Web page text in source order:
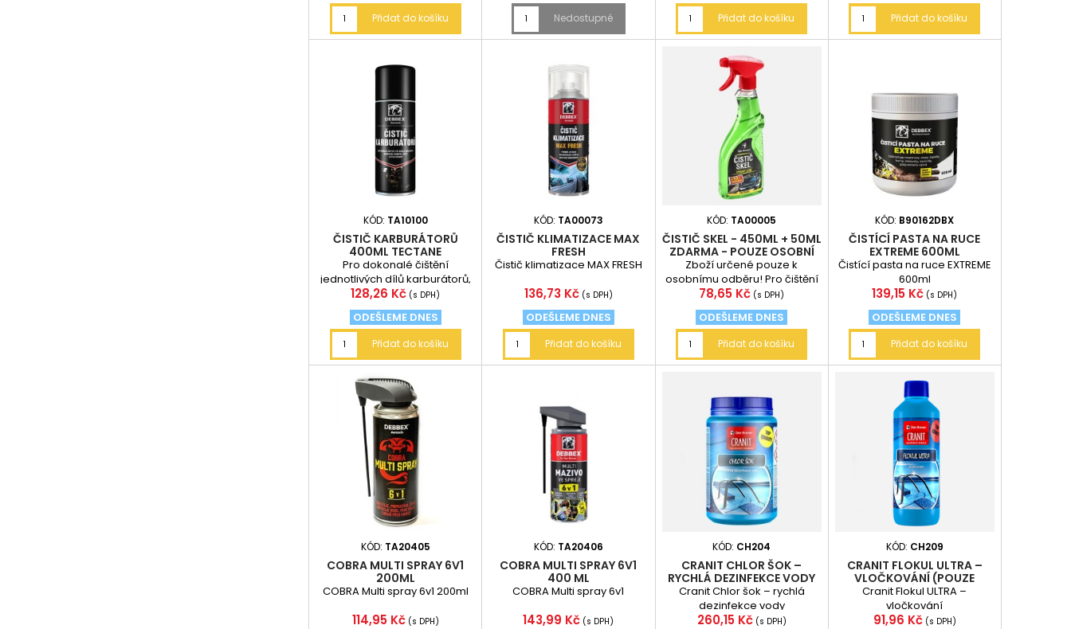
Přidat do košíku Nedostupné Přidat do košíku Přidat do košíku
KÓD: TA10100
ČISTIČ KARBURÁTORŮ
400ML TECTANE
Pro dokonalé čištění
jednotlivých dílů karburátorů,
ale i jako celku. Lze využít pro
čištění...
Cena
128,26 Kč (s DPH)
ODEŠLEME DNES
Přidat do košíku
KÓD: TA00073
ČISTIČ KLIMATIZACE MAX
FRESH
Čistič klimatizace MAX FRESH
Cena
136,73 Kč (s DPH)
ODEŠLEME DNES
Přidat do košíku
KÓD: TA00005
ČISTIČ SKEL - 450ML + 50ML
ZDARMA - POUZE OSOBNÍ
ODBĚR
Zboží určené pouze k
osobnímu odběru! Pro čištění
čelních, bočních a zadních
skel automobilů,...
Cena
78,65 Kč (s DPH)
ODEŠLEME DNES
Přidat do košíku
KÓD: B90162DBX
ČISTÍCÍ PASTA NA RUCE
EXTREME 600ML
Čistící pasta na ruce EXTREME
600ml
Cena
139,15 Kč (s DPH)
ODEŠLEME DNES
Přidat do košíku
KÓD: TA20405
COBRA MULTI SPRAY 6V1
200ML
COBRA Multi spray 6v1 200ml
Cena
114,95 Kč (s DPH)
KÓD: TA20406
COBRA MULTI SPRAY 6V1
400 ML
COBRA Multi spray 6v1
Cena
143,99 Kč (s DPH)
KÓD: CH204
CRANIT CHLOR ŠOK –
RYCHLÁ DEZINFEKCE VODY
Cranit Chlor šok – rychlá
dezinfekce vody
Cena
260,15 Kč (s DPH)
KÓD: CH209
CRANIT FLOKUL ULTRA –
VLOČKOVÁNÍ (POUZE
OSOBNÍ ODBĚR)
Cranit Flokul ULTRA –
vločkování
Cena
91,96 Kč (s DPH)